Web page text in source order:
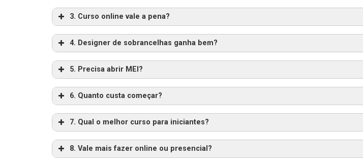
3. Curso online vale a pena?
4. Designer de sobrancelhas ganha bem?
5. Precisa abrir MEI?
6. Quanto custa começar?
7. Qual o melhor curso para iniciantes?
8. Vale mais fazer online ou presencial?